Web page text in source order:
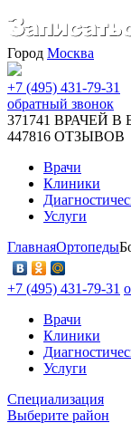
Город Москва
+7 (495) 431-79-31
обратный звонок
371741 ВРАЧЕЙ В
447816 ОТЗЫВОВ
Врачи
Клиники
Услуги
ГлавнаяОртопеды
+7 (495) 431-79-31
Врачи
Клиники
Услуги
Специализация
Выберите район